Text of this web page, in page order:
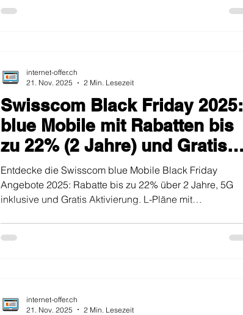
Swisscom Black Friday 2025:
blue Mobile mit Rabatten bis
zu 22% (2 Jahre) und Gratis
Aktivierung
Entdecke die Swisscom blue Mobile Black Friday
Angebote 2025: Rabatte bis zu 22% über 2 Jahre, 5G
inklusive und Gratis Aktivierung. L-Pläne mit
internet-offer.ch
21. Nov. 2025
2 Min. Lesezeit
internet-offer.ch
21. Nov. 2025
2 Min. Lesezeit